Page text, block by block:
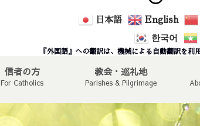
日本語 English
한국어
『外国語』への翻訳は、機械による自動翻訳を利
信者の方
For Catholics
教会・巡礼地
Parishes & Pilgrimage